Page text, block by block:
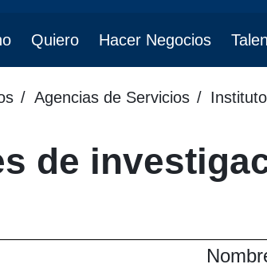
Quiero Hacer Negocios
Agencias de Servicios
de